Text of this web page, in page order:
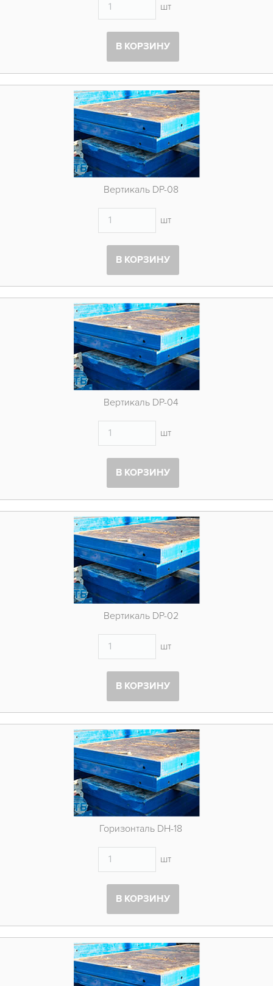
шт
В КОРЗИНУ
Вертикаль DP-08
шт
В КОРЗИНУ
Вертикаль DP-04
шт
В КОРЗИНУ
Вертикаль DP-02
шт
В КОРЗИНУ
Горизонталь DH-18
шт
В КОРЗИНУ